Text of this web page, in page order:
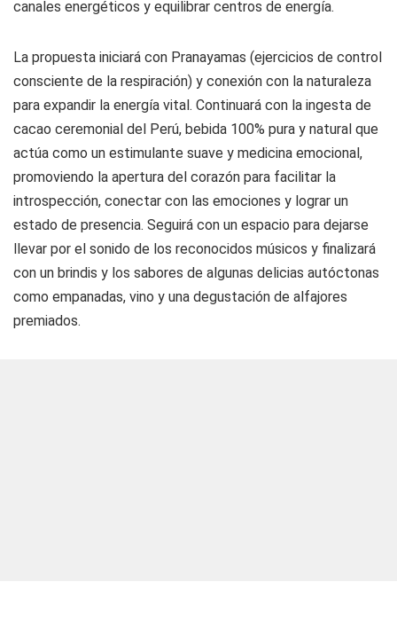
canales energéticos y equilibrar centros de energía.
La propuesta iniciará con Pranayamas (ejercicios de control
consciente de la respiración) y conexión con la naturaleza
para expandir la energía vital. Continuará con la ingesta de
cacao ceremonial del Perú, bebida 100% pura y natural que
actúa como un estimulante suave y medicina emocional,
promoviendo la apertura del corazón para facilitar la
introspección, conectar con las emociones y lograr un
estado de presencia. Seguirá con un espacio para dejarse
llevar por el sonido de los reconocidos músicos y finalizará
con un brindis y los sabores de algunas delicias autóctonas
como empanadas, vino y una degustación de alfajores
premiados.